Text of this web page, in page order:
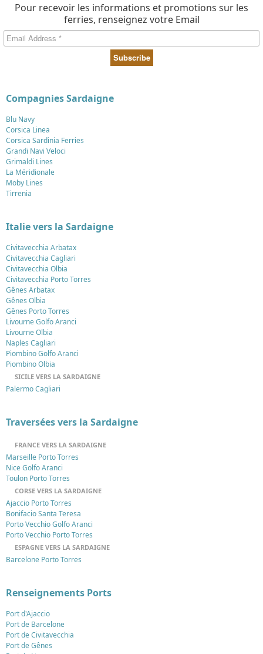
Pour recevoir les informations et promotions sur les
ferries, renseignez votre Email
Compagnies Sardaigne
Blu Navy
Corsica Linea
Corsica Sardinia Ferries
Grandi Navi Veloci
Grimaldi Lines
La Méridionale
Moby Lines
Tirrenia
Italie vers la Sardaigne
Civitavecchia Arbatax
Civitavecchia Cagliari
Civitavecchia Olbia
Civitavecchia Porto Torres
Gênes Arbatax
Gênes Olbia
Gênes Porto Torres
Livourne Golfo Aranci
Livourne Olbia
Naples Cagliari
Piombino Golfo Aranci
Piombino Olbia
SICILE VERS LA SARDAIGNE
Palermo Cagliari
Traversées vers la Sardaigne
FRANCE VERS LA SARDAIGNE
Marseille Porto Torres
Nice Golfo Aranci
Toulon Porto Torres
CORSE VERS LA SARDAIGNE
Ajaccio Porto Torres
Bonifacio Santa Teresa
Porto Vecchio Golfo Aranci
Porto Vecchio Porto Torres
ESPAGNE VERS LA SARDAIGNE
Barcelone Porto Torres
Renseignements Ports
Port d'Ajaccio
Port de Barcelone
Port de Civitavecchia
Port de Gênes